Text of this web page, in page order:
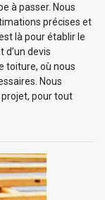
à passer. Nous
précises et
là pour établir le
d’un devis
toiture, où nous
Nous
pour tout